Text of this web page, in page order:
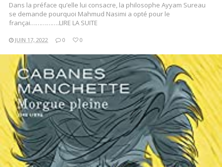
Dans la préface qu’elle lui consacre, la philosophe Ayyam Sureau
se demande pourquoi Mahmud Nasimi a opté pour le
françai…………….LIRE LA SUITE
JUIN 17, 2022 0 0